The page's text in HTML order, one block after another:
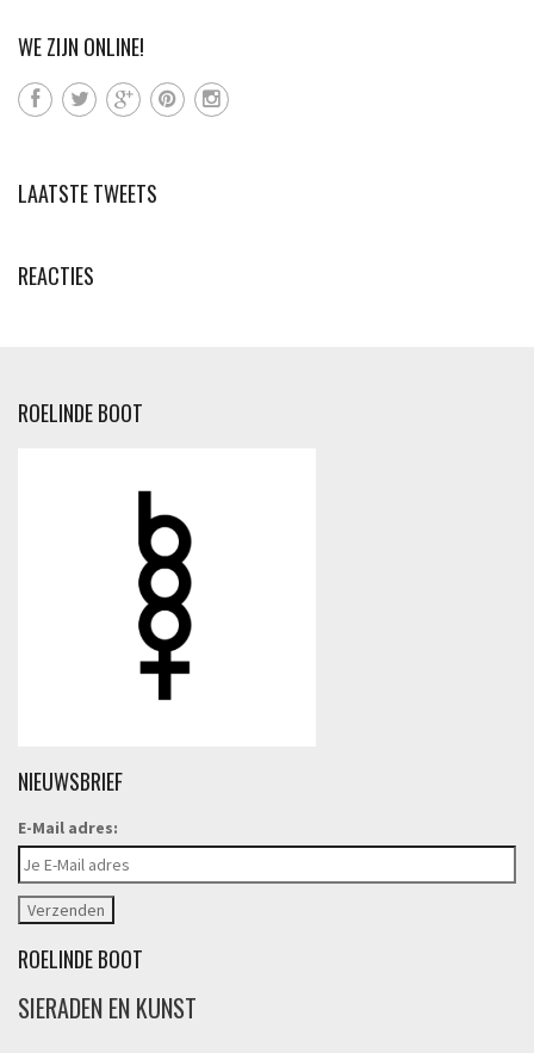
WE ZIJN ONLINE!
LAATSTE TWEETS
REACTIES
ROELINDE BOOT
NIEUWSBRIEF
E-Mail adres:
ROELINDE BOOT
SIERADEN EN KUNST